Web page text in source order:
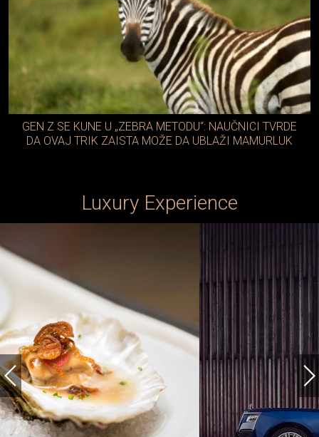
GEN Z SE KUNE U „ZEBRA METODU“: NAUČNICI TVRDE
DA OVAJ TRIK ZAISTA MOŽE DA UBLAŽI MAMURLUK
Luxury Experience